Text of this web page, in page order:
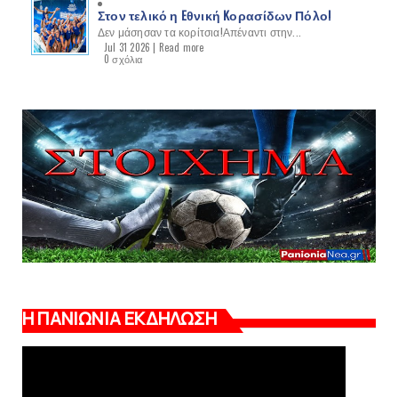
Στον τελικό η Eθνική Kορασίδων Πόλο!
Δεν μάσησαν τα κορίτσια!Απέναντι στην...
Jul 31 2026 | Read more
0 σχόλια
Η ΠΑΝΙΩΝΙΑ ΕΚΔΗΛΩΣΗ